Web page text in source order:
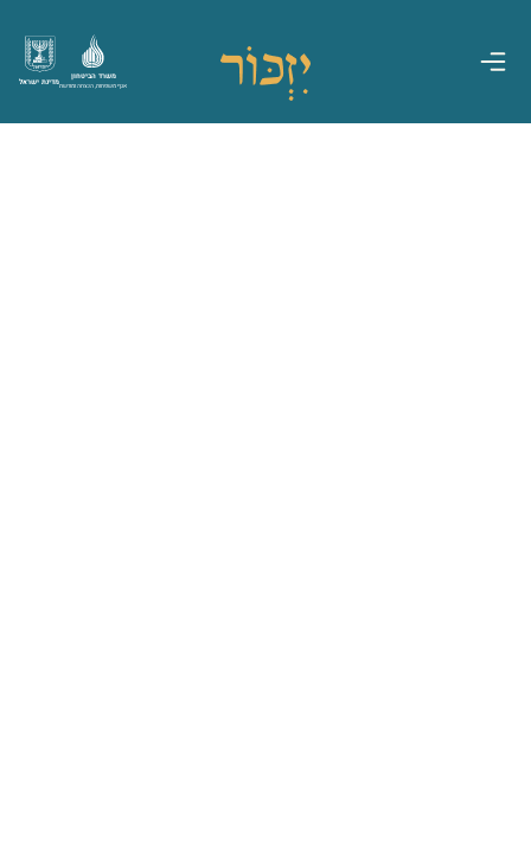
מדינת ישראל
משרד הביטחון
אגף משפחות, הנצחה ומורשת